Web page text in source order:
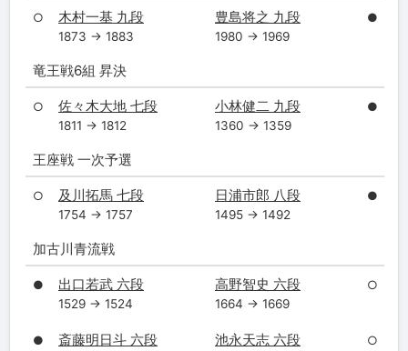
○ 木村一基 九段
1873 → 1883
豊島将之 九段
1980 → 1969
●
竜王戦6組 昇決
○ 佐々木大地 七段
1811 → 1812
小林健二 九段
1360 → 1359
●
王座戦 一次予選
○ 及川拓馬 七段
1754 → 1757
日浦市郎 八段
1495 → 1492
●
加古川青流戦
● 出口若武 六段
1529 → 1524
高野智史 六段
1664 → 1669
○
● 斎藤明日斗 六段 池永天志 六段 ○